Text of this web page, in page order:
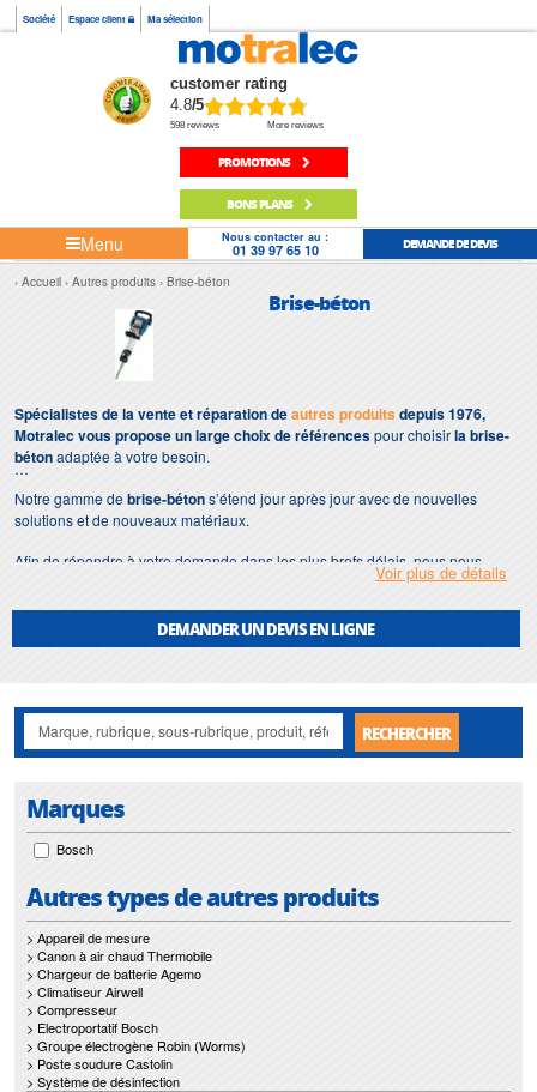
Société Espace client Ma sélection
customer rating
4.8/5
598 reviews More reviews
PROMOTIONS
BONS PLANS
Menu Nous contacter au :
01 39 97 65 10 DEMANDE DE DEVIS
Accueil Autres produits Brise-béton
Brise-béton
Spécialistes de la vente et réparation deautres produits depuis 1976,
Motralec vous propose un large choix de référencespour choisirla brise-
bétonadaptée à votre besoin.
Notre gamme debrise-bétons’étend jour après jour avec de nouvelles
solutions et de nouveaux matériaux.
Afin de répondre à votre demande dans les plus brefs délais, nous nous
brise-béton.
met également à votre disposition son service de
maintenance debrise-béton.
contraintes sont un gage d'efficacité, et garantissent l'absence de perturbation
de vos installations debrise-béton.
Voir plus de détails
DEMANDER UN DEVIS EN LIGNE
RECHERCHER
Marques
Bosch
Autres types de autres produits
> Appareil de mesure
> Canon à air chaud Thermobile
> Chargeur de batterie Agemo
> Climatiseur Airwell
> Compresseur
> Electroportatif Bosch
> Groupe électrogène Robin (Worms)
> Poste soudure Castolin
> Système de désinfection